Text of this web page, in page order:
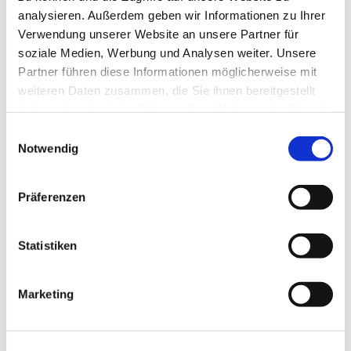
analysieren. Außerdem geben wir Informationen zu Ihrer
Verwendung unserer Website an unsere Partner für
soziale Medien, Werbung und Analysen weiter. Unsere
Partner führen diese Informationen möglicherweise mit
weiteren Daten zusammen, die Sie ihnen bereitgestellt
Notwendig
Präferenzen
Statistiken
Marketing
brauchte. Genau mit einem solchen Segen als Kraftquelle
konnten sodann auch alle Jubilare weitergehen -
zunächst zum Mittagessen und später dann zum Kaffee
trinken und Kuchenessen im Gemeindehaus.